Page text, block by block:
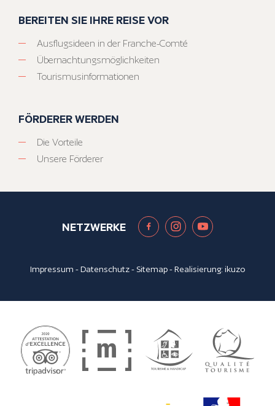
BEREITEN SIE IHRE REISE VOR
Ausflugsideen in der Franche-Comté
Übernachtungsmöglichkeiten
Tourismusinformationen
FÖRDERER WERDEN
Die Vorteile
Unsere Förderer
NETZWERKE
Impressum -Datenschutz- Sitemap- Realisierung:ikuzo